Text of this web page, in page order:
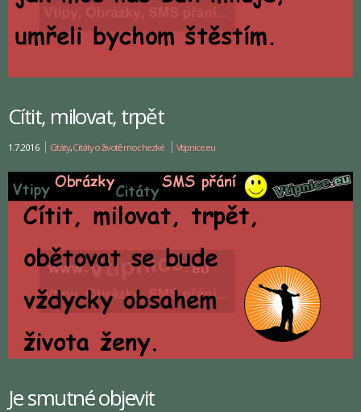
Cítit, milovat, trpět
1.7.2016 Citáty,Citáty o životě moc hezké Vtipnice.eu
Je smutné objevit